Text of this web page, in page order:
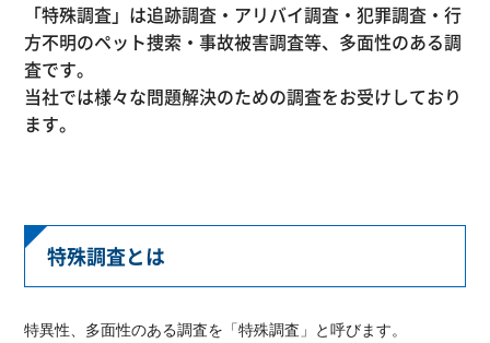
「特殊調査」は追跡調査・アリバイ調査・犯罪調査・行
方不明のペット捜索・事故被害調査等、多面性のある調
査です。
当社では様々な問題解決のための調査をお受けしており
ます。
特殊調査とは
特異性、多面性のある調査を「特殊調査」と呼びます。